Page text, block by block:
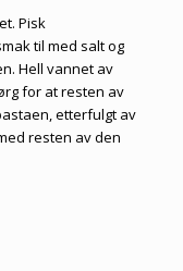
Pisk
til med salt og
Hell vannet av
for at resten av
etterfulgt av
resten av den